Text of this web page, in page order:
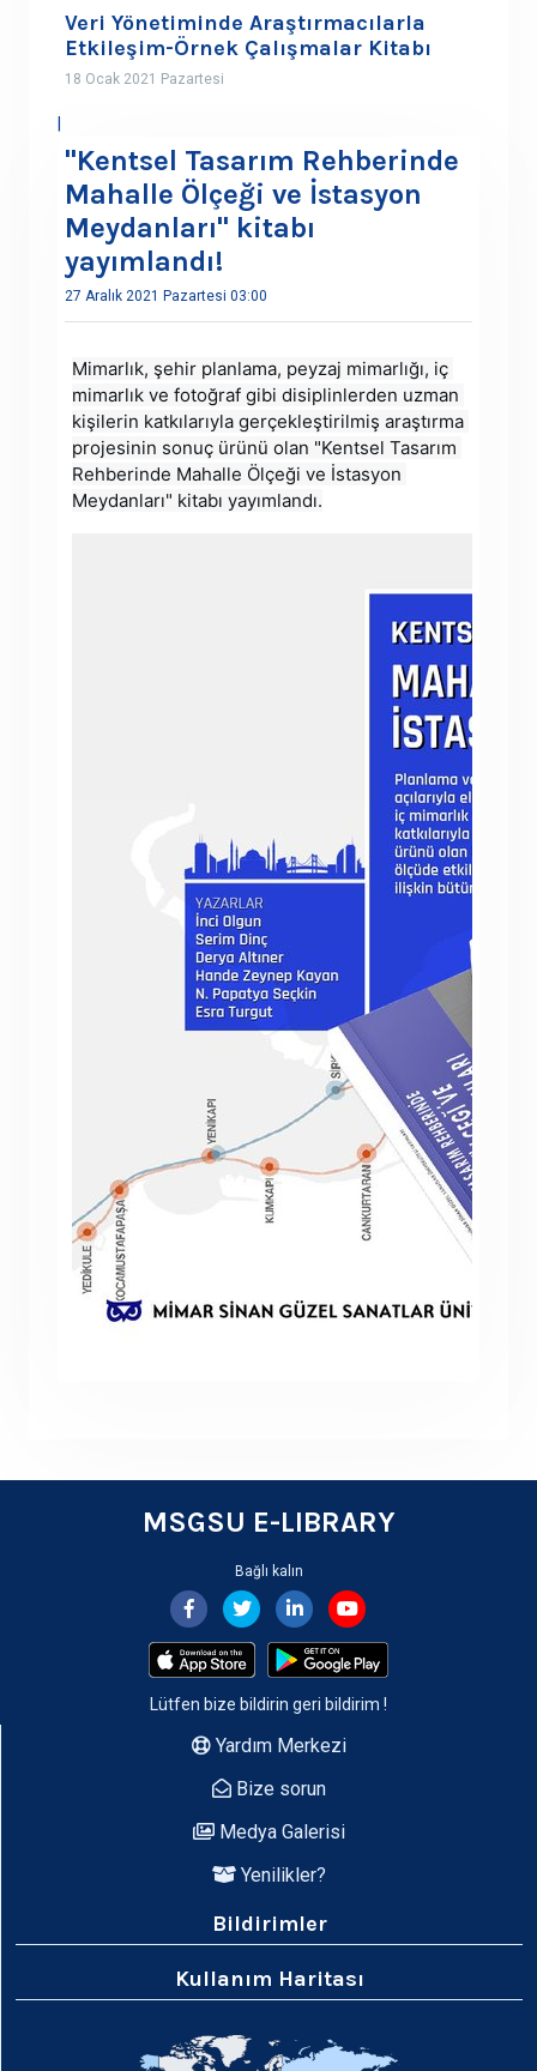
"Kentsel Tasarım Rehberinde
Mahalle Ölçeği ve İstasyon
Meydanları" kitabı
yayımlandı!
27 Aralık 2021 Pazartesi 03:00
Mimarlık, şehir planlama, peyzaj mimarlığı, iç
mimarlık ve fotoğraf gibi disiplinlerden uzman
kişilerin katkılarıyla gerçekleştirilmiş araştırma
projesinin sonuç ürünü olan "Kentsel Tasarım
Rehberinde Mahalle Ölçeği ve İstasyon
Meydanları" kitabı yayımlandı.
Veri Yönetiminde Araştırmacılarla
Etkileşim-Örnek Çalışmalar Kitabı
18 Ocak 2021 Pazartesi
MSGSU E-LIBRARY
Bağlı kalın
Lütfen bize bildirin geri bildirim !
Yardım Merkezi
Bize sorun
Medya Galerisi
Yenilikler?
Bildirimler
Kullanım Haritası